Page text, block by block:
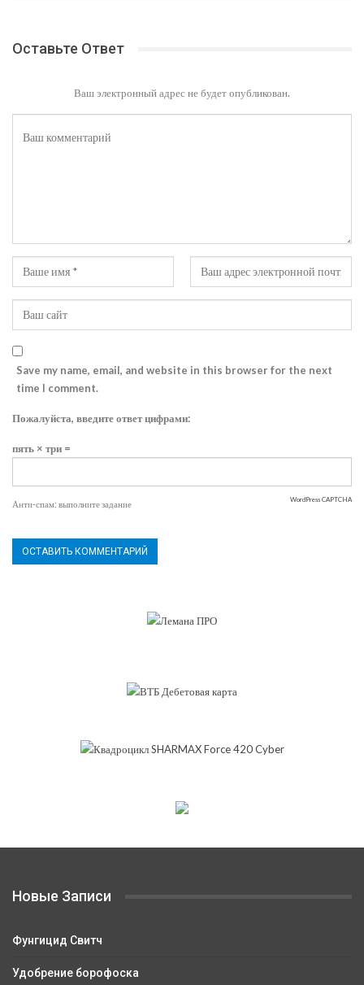
Оставьте Ответ
Ваш электронный адрес не будет опубликован.
Save my name, email, and website in this browser for the next
time I comment.
Пожалуйста, введите ответ цифрами:
пять × три =
Анти-спам: выполните задание WordPress CAPTCHA
Новые Записи
Фунгицид Свитч
Удобрение борофоска